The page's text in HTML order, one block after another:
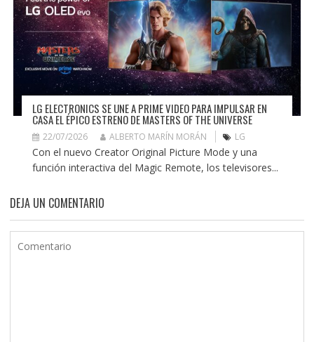
LG ELECTRONICS SE UNE A PRIME VIDEO PARA IMPULSAR EN
CASA EL ÉPICO ESTRENO DE MASTERS OF THE UNIVERSE
22/07/2026 ALBERTO MARÍN MORÁN LG
Con el nuevo Creator Original Picture Mode y una
función interactiva del Magic Remote, los televisores...
DEJA UN COMENTARIO